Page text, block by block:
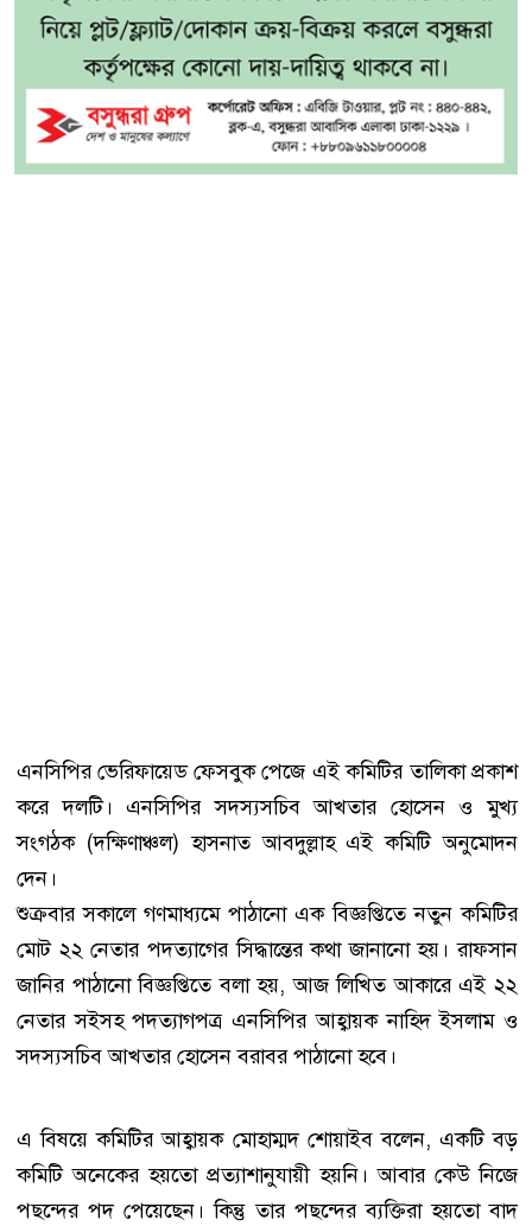
এনসিপির ভেরিফায়েড ফেসবুক পেজে এই কমিটির তালিকা প্রকাশ
করে দলটি। এনসিপির সদস্যসচিব আখতার হোসেন ও মুখ্য
সংগঠক (দক্ষিণাঞ্চল) হাসনাত আবদুল্লাহ এই কমিটি অনুমোদন
দেন।
শুক্রবার সকালে গণমাধ্যমে পাঠানো এক বিজ্ঞপ্তিতে নতুন কমিটির
মোট ২২ নেতার পদত্যাগের সিদ্ধান্তের কথা জানানো হয়। রাফসান
জানির পাঠানো বিজ্ঞপ্তিতে বলা হয়, আজ লিখিত আকারে এই ২২
নেতার সইসহ পদত্যাগপত্র এনসিপির আহ্বায়ক নাহিদ ইসলাম ও
সদস্যসচিব আখতার হোসেন বরাবর পাঠানো হবে।
এ বিষয়ে কমিটির আহ্বায়ক মোহাম্মদ শোয়াইব বলেন, একটি বড়
কমিটি অনেকের হয়তো প্রত্যাশানুযায়ী হয়নি। আবার কেউ নিজে
পছন্দের পদ পেয়েছেন। কিন্তু তার পছন্দের ব্যক্তিরা হয়তো বাদ